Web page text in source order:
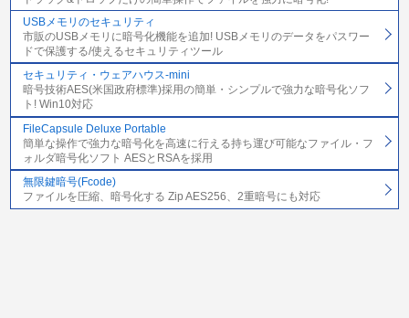
USBメモリのセキュリティ
市販のUSBメモリに暗号化機能を追加! USBメモリのデータをパスワー
ドで保護する/使えるセキュリティツール
セキュリティ・ウェアハウス-mini
暗号技術AES(米国政府標準)採用の簡単・シンプルで強力な暗号化ソフ
ト! Win10対応
FileCapsule Deluxe Portable
簡単な操作で強力な暗号化を高速に行える持ち運び可能なファイル・フ
ォルダ暗号化ソフト AESとRSAを採用
無限鍵暗号(Fcode)
ファイルを圧縮、暗号化する Zip AES256、2重暗号にも対応